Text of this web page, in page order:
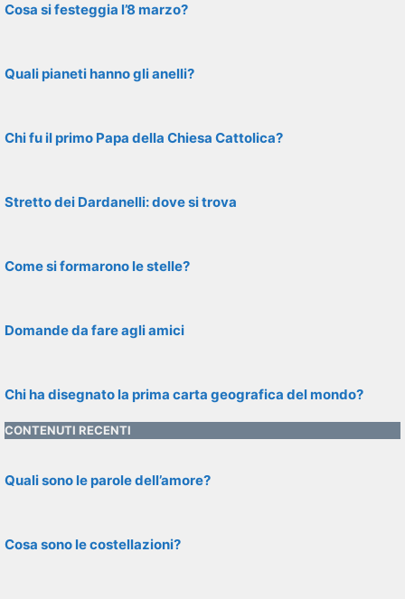
Cosa si festeggia l’8 marzo?
Quali pianeti hanno gli anelli?
Chi fu il primo Papa della Chiesa Cattolica?
Stretto dei Dardanelli: dove si trova
Come si formarono le stelle?
Domande da fare agli amici
Chi ha disegnato la prima carta geografica del mondo?
CONTENUTI RECENTI
Quali sono le parole dell’amore?
Cosa sono le costellazioni?